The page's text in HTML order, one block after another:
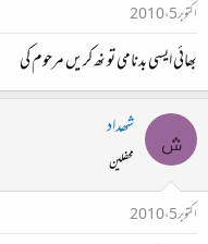
اکتوبر 5، 2010
بھائی ایسی بدنامی تو نھ کریں مرحوم کی
ش شھداد
محفلین
اکتوبر 5، 2010